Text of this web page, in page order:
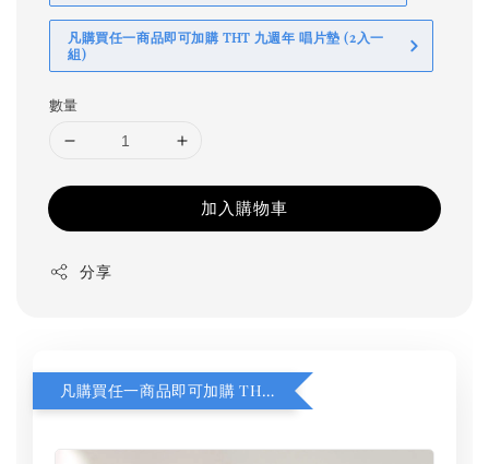
凡購買任一商品即可加購 THT 九週年 唱片墊 (2入一
組)
數量
加入購物車
分享
凡購買任一商品即可加購 THT 九週年 同一片天空 無框畫 30 x 30 cm 附掛勾 (黑膠封面大小）